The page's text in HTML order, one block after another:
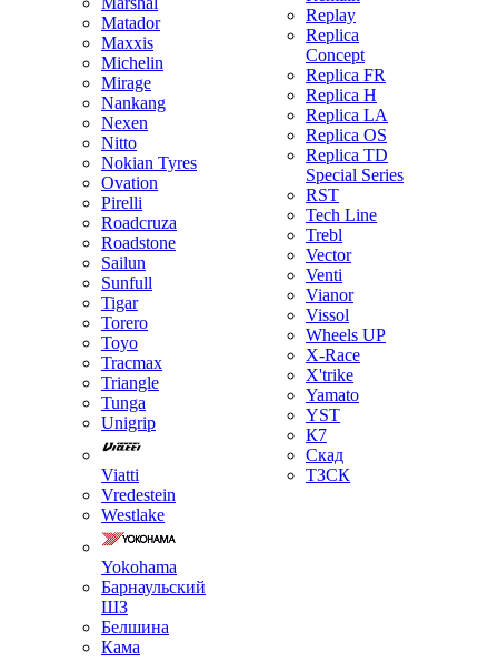
Matador
Maxxis
Michelin
Mirage
Nankang
Nexen
Nitto
Nokian Tyres
Ovation
Pirelli
Roadcruza
Roadstone
Sailun
Sunfull
Tigar
Torero
Toyo
Tracmax
Triangle
Tunga
Unigrip
Viatti
Vredestein
Westlake
Yokohama
Барнаульский
ШЗ
Белшина
Кама
Replay
Replica
Concept
Replica FR
Replica H
Replica LA
Replica OS
Replica TD
Special Series
RST
Tech Line
Trebl
Vector
Venti
Vianor
Vissol
Wheels UP
X-Race
X'trike
Yamato
YST
К7
Скад
ТЗСК